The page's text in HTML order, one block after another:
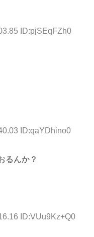
ID:pjSEqFZh0
ID:qaYDhino0
るんか？
ID:VUu9Kz+Q0